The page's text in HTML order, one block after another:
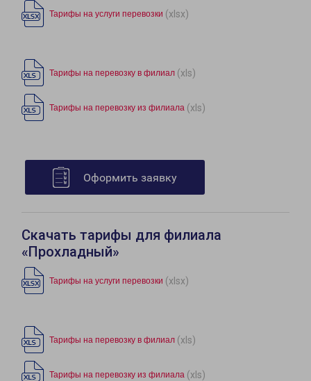
Тарифы на услуги перевозки (xlsx)
Тарифы на перевозку в филиал (xls)
Тарифы на перевозку из филиала (xls)
Оформить заявку
Скачать тарифы для филиала
«Прохладный»
Тарифы на услуги перевозки (xlsx)
Тарифы на перевозку в филиал (xls)
Тарифы на перевозку из филиала (xls)